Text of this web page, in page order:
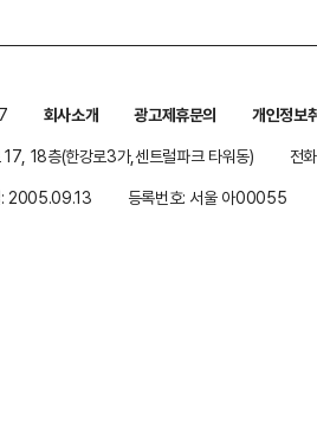
회사소개 광고제휴문의
개인정보
18층(한강로3가,센트럴파크 타워동)
전
: 2005.09.13 등록번호: 서울 아00055